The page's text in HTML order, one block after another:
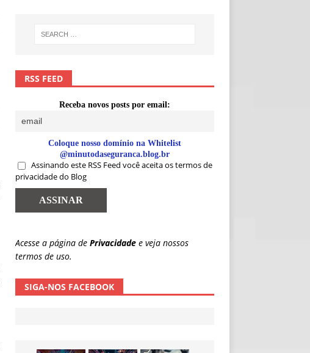
RSS FEED
Receba novos posts por email:
Coloque nosso domínio na Whitelist
@minutodaseguranca.blog.br
Assinando este RSS Feed você aceita os termos de
privacidade do Blog
Acesse a página de Privacidade e veja nossos
termos de uso.
SIGA-NOS FACEBOOK